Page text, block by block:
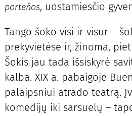
porteños, uostamiesčio
Tango šoko visi ir visur –
prekyvietėse ir, žinoma,
Šokis jau tada išsiskyrė
kalba. XIX a. pabaigoje
palaipsniui atrado teatrą.
komedijų iki sarsuelų –